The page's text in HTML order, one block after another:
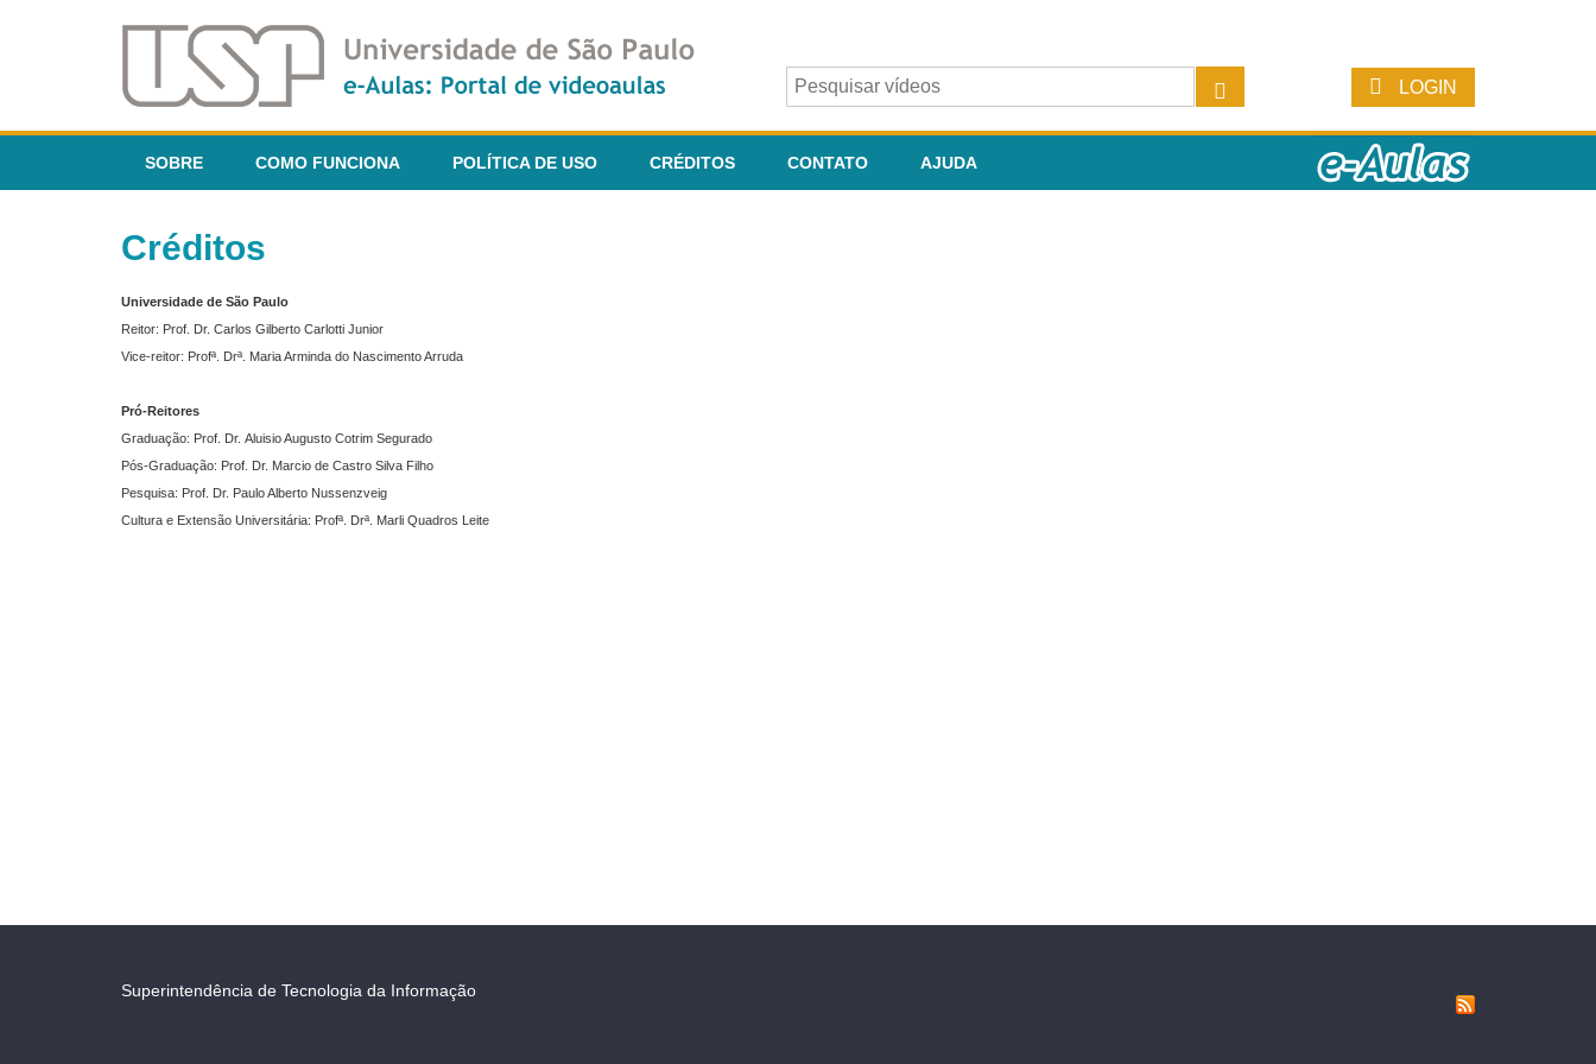
LOGIN
SOBRE COMO FUNCIONA POLÍTICA DE USO CRÉDITOS CONTATO AJUDA
Créditos
Universidade de São Paulo
Reitor: Prof. Dr. Carlos Gilberto Carlotti Junior
Vice-reitor: Profª. Drª. Maria Arminda do Nascimento Arruda
Pró-Reitores
Graduação: Prof. Dr. Aluisio Augusto Cotrim Segurado
Pós-Graduação: Prof. Dr. Marcio de Castro Silva Filho
Pesquisa: Prof. Dr. Paulo Alberto Nussenzveig
Cultura e Extensão Universitária: Profª. Drª. Marli Quadros Leite
Superintendência de Tecnologia da Informação